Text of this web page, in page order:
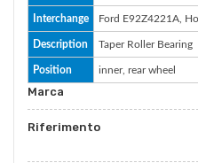
Interchange Ford E92Z4221A,
Description Taper Roller Bearing
Position inner, rear wheel
Marca
Riferimento